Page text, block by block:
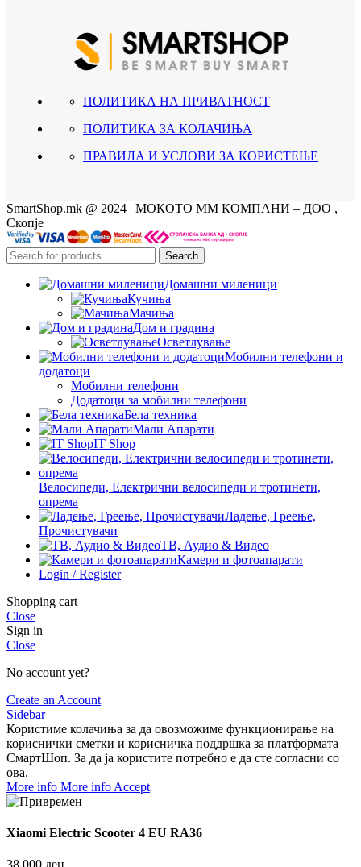
ПОЛИТИКА НА ПРИВАТНОСТ
ПОЛИТИКА ЗА КОЛАЧИЊА
ПРАВИЛА И УСЛОВИ ЗА КОРИСТЕЊЕ
SmartShop.mk @ 2024 | МОКОТО ММ КОМПАНИ – ДОО ,
Скопје
Search
Домашни миленици
Кучиња
Мачиња
Дом и градина
Осветлување
Мобилни телефони и
додатоци
Мобилни телефони
Додатоци за мобилни телефони
Бела техника
Мали Апарати
IT Shop
Велосипеди, Електрични велосипеди и тротинети,
опрема
Ладење, Греење,
Прочистувачи
ТВ, Аудио & Видео
Камери и фотоапарати
Login / Register
Shopping cart
Close
Sign in
Close
No account yet?
Create an Account
Sidebar
Користиме колачиња за да овозможиме функционирање на
кориснички сметки и корисничка поддршка за платформата
СмартШоп. За да ја користите потребно е да сте согласни со
ова.
More info More info Accept
Xiaomi Electric Scooter 4 EU RA36